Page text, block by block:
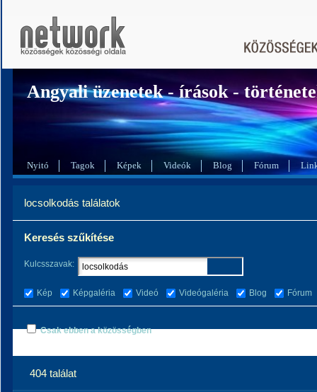
Angyali üzenetek - írások -
Nyitó Tagok Képek Videók Blog Fórum
locsolkodás találatok
Keresés szűkítése
Kulcsszavak:
Kép Képgaléria Videó Videógaléria Blog Fórum
Csak ebben a közösségben
404 találat